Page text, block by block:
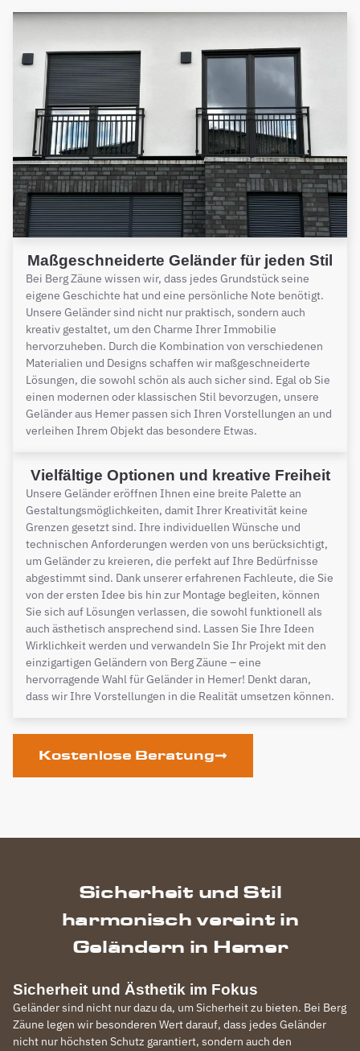
Maßgeschneiderte Geländer für jeden Stil
Bei Berg Zäune wissen wir, dass jedes Grundstück seine
eigene Geschichte hat und eine persönliche Note benötigt.
Unsere Geländer sind nicht nur praktisch, sondern auch
kreativ gestaltet, um den Charme Ihrer Immobilie
hervorzuheben. Durch die Kombination von verschiedenen
Materialien und Designs schaffen wir maßgeschneiderte
Lösungen, die sowohl schön als auch sicher sind. Egal ob Sie
einen modernen oder klassischen Stil bevorzugen, unsere
Geländer aus Hemer passen sich Ihren Vorstellungen an und
verleihen Ihrem Objekt das besondere Etwas.
Vielfältige Optionen und kreative Freiheit
Unsere Geländer eröffnen Ihnen eine breite Palette an
Gestaltungsmöglichkeiten, damit Ihrer Kreativität keine
Grenzen gesetzt sind. Ihre individuellen Wünsche und
technischen Anforderungen werden von uns berücksichtigt,
um Geländer zu kreieren, die perfekt auf Ihre Bedürfnisse
abgestimmt sind. Dank unserer erfahrenen Fachleute, die Sie
von der ersten Idee bis hin zur Montage begleiten, können
Sie sich auf Lösungen verlassen, die sowohl funktionell als
auch ästhetisch ansprechend sind. Lassen Sie Ihre Ideen
Wirklichkeit werden und verwandeln Sie Ihr Projekt mit den
einzigartigen Geländern von Berg Zäune – eine
hervorragende Wahl für Geländer in Hemer! Denkt daran,
dass wir Ihre Vorstellungen in die Realität umsetzen können.
Kostenlose Beratung
Sicherheit und Stil
harmonisch vereint in
Geländern in Hemer
Sicherheit und Ästhetik im Fokus
Geländer sind nicht nur dazu da, um Sicherheit zu bieten. Bei Berg
Zäune legen wir besonderen Wert darauf, dass jedes Geländer
nicht nur höchsten Schutz garantiert, sondern auch den